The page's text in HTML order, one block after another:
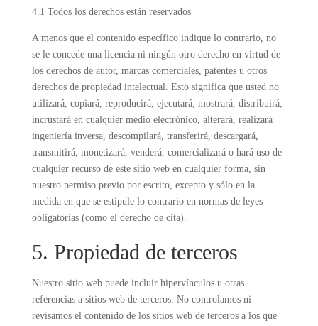
4.1 Todos los derechos están reservados
A menos que el contenido específico indique lo contrario, no
se le concede una licencia ni ningún otro derecho en virtud de
los derechos de autor, marcas comerciales, patentes u otros
derechos de propiedad intelectual. Esto significa que usted no
utilizará, copiará, reproducirá, ejecutará, mostrará, distribuirá,
incrustará en cualquier medio electrónico, alterará, realizará
ingeniería inversa, descompilará, transferirá, descargará,
transmitirá, monetizará, venderá, comercializará o hará uso de
cualquier recurso de este sitio web en cualquier forma, sin
nuestro permiso previo por escrito, excepto y sólo en la
medida en que se estipule lo contrario en normas de leyes
obligatorias (como el derecho de cita).
5. Propiedad de terceros
Nuestro sitio web puede incluir hipervínculos u otras
referencias a sitios web de terceros. No controlamos ni
revisamos el contenido de los sitios web de terceros a los que